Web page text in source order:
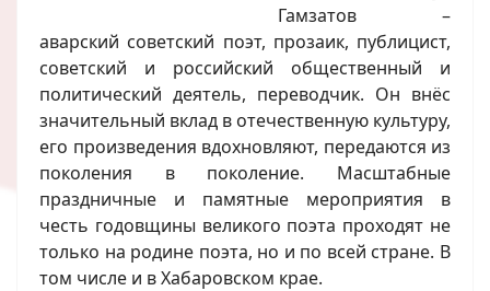
Гамзатов –
аварский советский поэт, прозаик, публицист,
советский и российский общественный и
политический деятель, переводчик. Он внёс
значительный вклад в отечественную культуру,
его произведения вдохновляют, передаются из
поколения в поколение. Масштабные
праздничные и памятные мероприятия в
честь годовщины великого поэта проходят не
только на родине поэта, но и по всей стране. В
том числе и в Хабаровском крае.